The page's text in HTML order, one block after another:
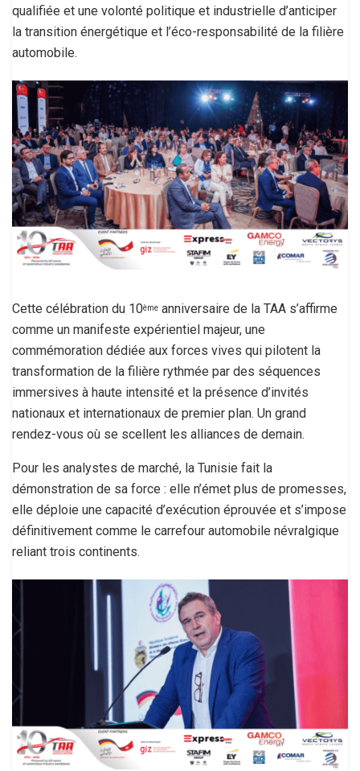
qualifiée et une volonté politique et industrielle d’anticiper
la transition énergétique et l’éco-responsabilité de la filière
automobile.
Cette célébration du 10ème anniversaire de la TAA s’affirme
comme un manifeste expérientiel majeur, une
commémoration dédiée aux forces vives qui pilotent la
transformation de la filière rythmée par des séquences
immersives à haute intensité et la présence d’invités
nationaux et internationaux de premier plan. Un grand
rendez-vous où se scellent les alliances de demain.
Pour les analystes de marché, la Tunisie fait la
démonstration de sa force : elle n’émet plus de promesses,
elle déploie une capacité d’exécution éprouvée et s’impose
définitivement comme le carrefour automobile névralgique
reliant trois continents.